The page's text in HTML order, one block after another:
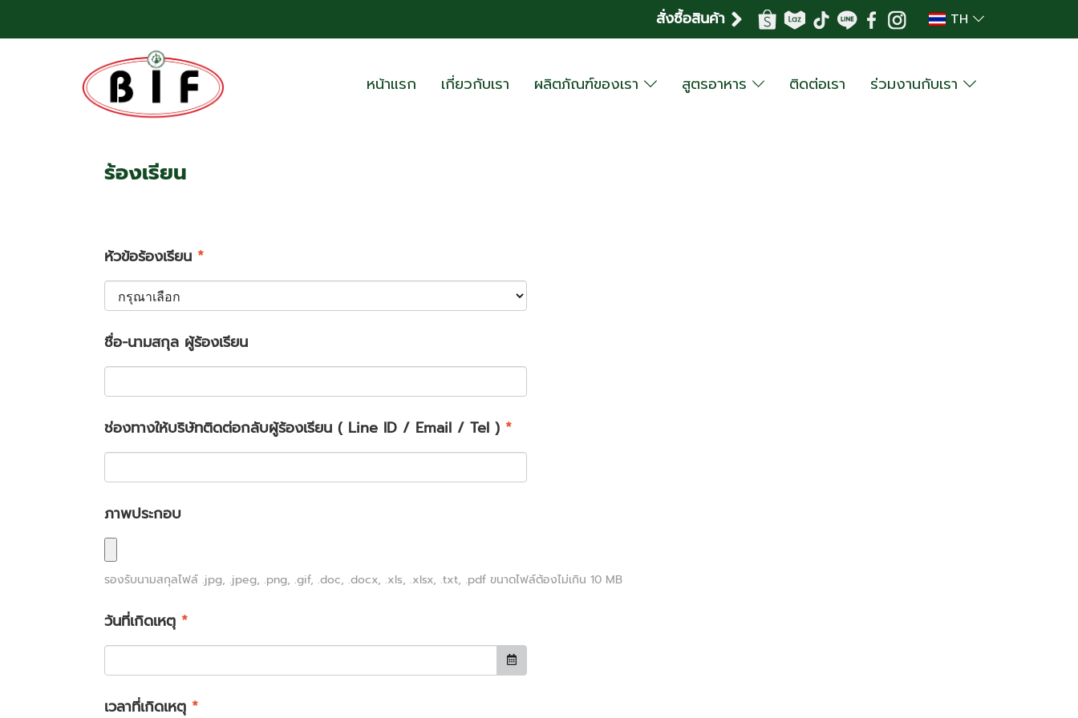
สั่งซื้อสินค้า TH
หน้าแรก เกี่ยวกับเรา ผลิตภัณฑ์ของเรา สูตรอาหาร ติดต่อเรา ร่วมงานกับเรา
ร้องเรียน
หัวข้อร้องเรียน *
ชื่อ-นามสกุล ผู้ร้องเรียน
ช่องทางให้บริษัทติดต่อกลับผู้ร้องเรียน ( Line ID / Email / Tel ) *
ภาพประกอบ
รองรับนามสกุลไฟล์ .jpg, .jpeg, .png, .gif, .doc, .docx, .xls, .xlsx, .txt, .pdf ขนาดไฟล์ต้องไม่เกิน 10 MB
ว้นที่เกิดเหตุ *
เวลาที่เกิดเหตุ *